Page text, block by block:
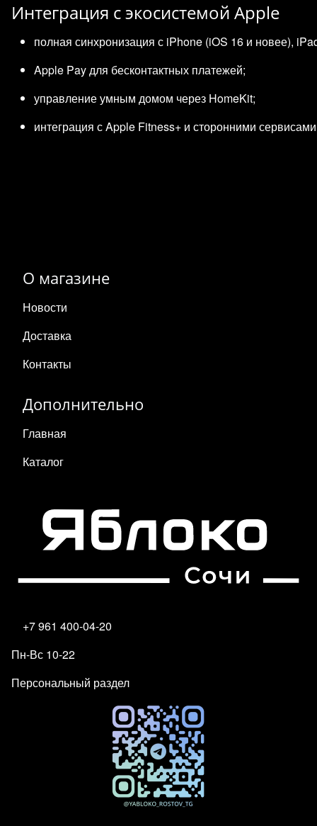
Интеграция с экосистемой Apple
полная синхронизация с iPhone (iOS 16 и новее),
Apple Pay для бесконтактных платежей;
управление умным домом через HomeKit;
интеграция с Apple Fitness+ и сторонними
О магазине
Новости
Доставка
Контакты
Дополнительно
Главная
Каталог
+7 961 400-04-20
Пн-Вс 10-22
Персональный раздел